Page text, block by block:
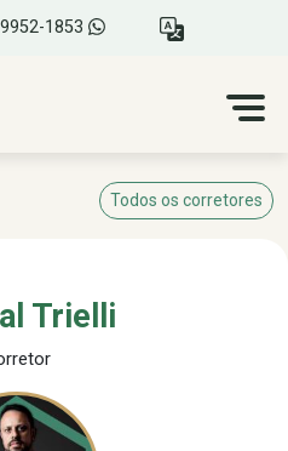
1853
Todos os corretores
Trielli